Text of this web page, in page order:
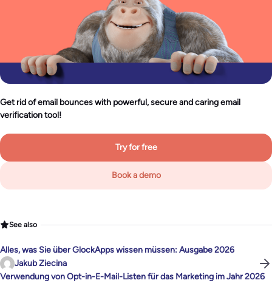
Get rid of email bounces with powerful, secure and caring email
verification tool!
Try for free
Book a demo
See also
Alles, was Sie über GlockApps wissen müssen: Ausgabe 2026
Jakub Ziecina
Verwendung von Opt-in-E-Mail-Listen für das Marketing im Jahr 2026